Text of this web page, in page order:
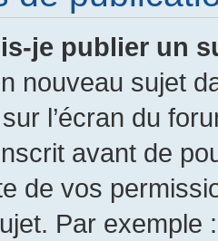
je publier un
nouveau sujet
l’écran du
avant de
de vos
Par exemple